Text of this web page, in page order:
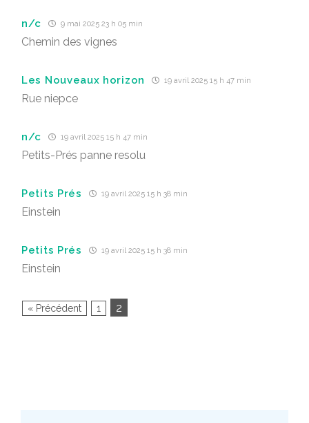
n/c 9 mai 2025 23 h 05 min
Chemin des vignes
Les Nouveaux horizon 19 avril 2025 15 h 47 min
Rue niepce
n/c 19 avril 2025 15 h 47 min
Petits-Prés panne resolu
Petits Prés 19 avril 2025 15 h 38 min
Einstein
Petits Prés 19 avril 2025 15 h 38 min
Einstein
« Précédent 1 2